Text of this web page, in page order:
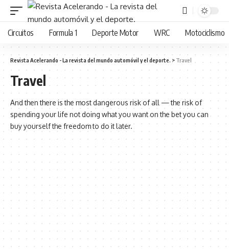
Circuitos Formula 1 Deporte Motor WRC Motociclismo
Revista Acelerando - La revista del mundo automóvil y el deporte. > Travel
Travel
And then there is the most dangerous risk of all — the risk of
spending your life not doing what you want on the bet you can
buy yourself the freedom to do it later.